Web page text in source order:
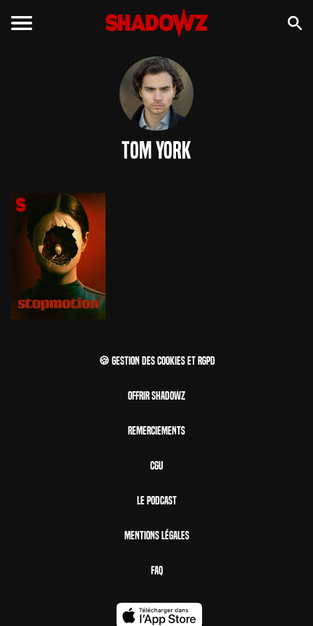
Tom York
🍪 Gestion des cookies et RGPD
Offrir Shadowz
Remerciements
CGU
Le Podcast
Mentions Légales
FAQ